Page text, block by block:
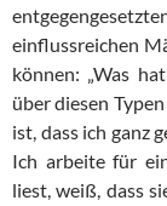
einflussreichen
können: „Was
über diesen
ist, dass ich ganz
Ich arbeite für
liest, weiß, dass